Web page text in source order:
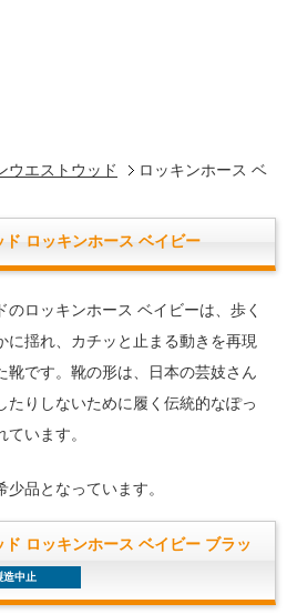
ウエストウッド
ロッキンホース ベ
ロッキンホース ベイビー
ロッキンホース ベイビーは、歩く
に揺れ、カチッと止まる動きを再現
靴です。靴の形は、日本の芸妓さん
たりしないために履く伝統的なぽっ
います。
品となっています。
ロッキンホース ベイビー ブラッ
造中止